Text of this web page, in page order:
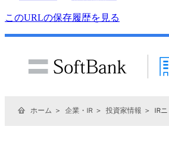
このURLの保存履歴を見る